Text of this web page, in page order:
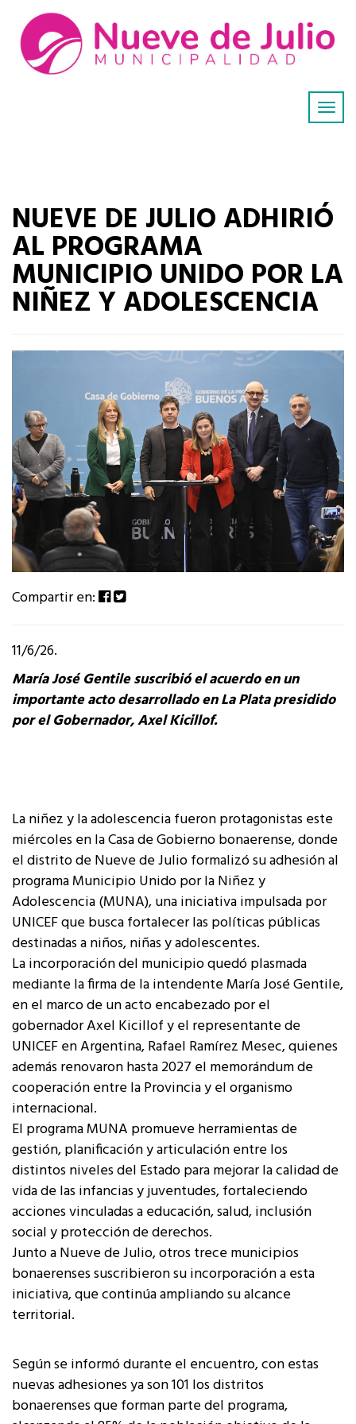
NUEVE DE JULIO ADHIRIÓ
AL PROGRAMA
MUNICIPIO UNIDO POR LA
NIÑEZ Y ADOLESCENCIA
Compartir en:
11/6/26.
María José Gentile suscribió el acuerdo en un
importante acto desarrollado en La Plata presidido
por el Gobernador, Axel Kicillof.
La niñez y la adolescencia fueron protagonistas este
miércoles en la Casa de Gobierno bonaerense, donde
el distrito de Nueve de Julio formalizó su adhesión al
programa Municipio Unido por la Niñez y
Adolescencia (MUNA), una iniciativa impulsada por
UNICEF que busca fortalecer las políticas públicas
destinadas a niños, niñas y adolescentes.
La incorporación del municipio quedó plasmada
mediante la firma de la intendente María José Gentile,
en el marco de un acto encabezado por el
gobernador Axel Kicillof y el representante de
UNICEF en Argentina, Rafael Ramírez Mesec, quienes
además renovaron hasta 2027 el memorándum de
cooperación entre la Provincia y el organismo
internacional.
El programa MUNA promueve herramientas de
gestión, planificación y articulación entre los
distintos niveles del Estado para mejorar la calidad de
vida de las infancias y juventudes, fortaleciendo
acciones vinculadas a educación, salud, inclusión
social y protección de derechos.
Junto a Nueve de Julio, otros trece municipios
bonaerenses suscribieron su incorporación a esta
iniciativa, que continúa ampliando su alcance
territorial.
Según se informó durante el encuentro, con estas
nuevas adhesiones ya son 101 los distritos
bonaerenses que forman parte del programa,